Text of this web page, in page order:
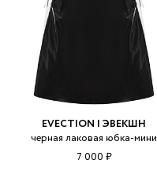
EVECTION | ЭВЕКШН
черная лаковая юбка-мини
7 000 ₽